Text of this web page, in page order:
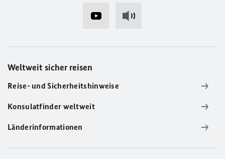
Weltweit sicher reisen
Reise- und Sicherheitshinweise
Konsulatfinder weltweit
Länderinformationen